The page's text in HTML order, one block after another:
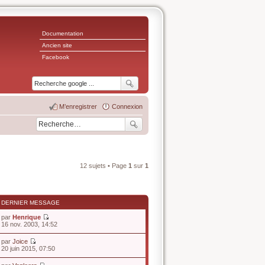
Documentation
Ancien site
Facebook
Connexion
M’enregistrer
12 sujets • Page 1 sur 1
DERNIER MESSAGE
par Henrique
V
l
e
16 nov. 2003, 14:52
par Joice
V
o
20 juin 2015, 07:50